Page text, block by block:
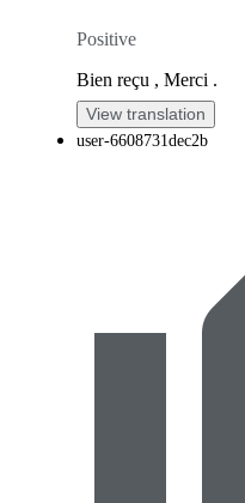
Positive
Bien reçu , Merci .
View translation
user-6608731dec2b